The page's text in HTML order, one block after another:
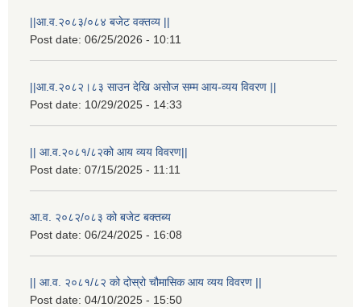
||आ.व.२०८३/०८४ बजेट वक्तव्य ||
Post date: 06/25/2026 - 10:11
||आ.व.२०८२।८३ साउन देखि असोज सम्म आय-व्यय विवरण ||
Post date: 10/29/2025 - 14:33
|| आ.व.२०८१/८२को आय व्यय विवरण||
Post date: 07/15/2025 - 11:11
आ.व. २०८२/०८३ को बजेट बक्तब्य
Post date: 06/24/2025 - 16:08
|| आ.व. २०८१/८२ को दोस्रो चौमासिक आय व्यय विवरण ||
Post date: 04/10/2025 - 15:50